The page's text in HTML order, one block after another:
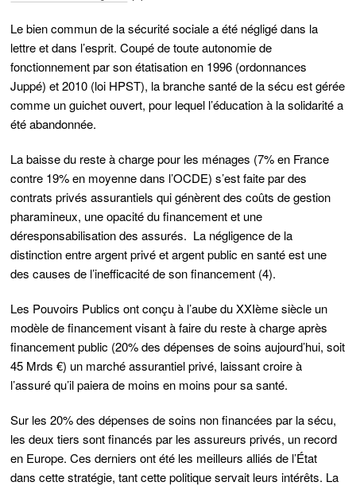
Le bien commun de la sécurité sociale a été négligé dans la
lettre et dans l’esprit. Coupé de toute autonomie de
fonctionnement par son étatisation en 1996 (ordonnances
Juppé) et 2010 (loi HPST), la branche santé de la sécu est gérée
comme un guichet ouvert, pour lequel l’éducation à la solidarité a
été abandonnée.
La baisse du reste à charge pour les ménages (7% en France
contre 19% en moyenne dans l’OCDE) s’est faite par des
contrats privés assurantiels qui génèrent des coûts de gestion
pharamineux, une opacité du financement et une
déresponsabilisation des assurés. La négligence de la
distinction entre argent privé et argent public en santé est une
des causes de l’inefficacité de son financement (4).
Les Pouvoirs Publics ont conçu à l’aube du XXIème siècle un
modèle de financement visant à faire du reste à charge après
financement public (20% des dépenses de soins aujourd’hui, soit
45 Mrds €) un marché assurantiel privé, laissant croire à
l’assuré qu’il paiera de moins en moins pour sa santé.
Sur les 20% des dépenses de soins non financées par la sécu,
les deux tiers sont financés par les assureurs privés, un record
en Europe. Ces derniers ont été les meilleurs alliés de l’État
dans cette stratégie, tant cette politique servait leurs intérêts. La